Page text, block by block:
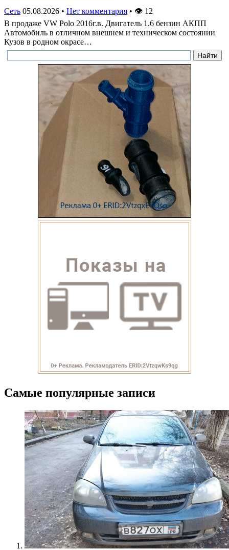
Сеть 05.08.2026 • Нет комментария • 👁 12
В продаже VW Polo 2016г.в. Двигатель 1.6 бензин АКПП
Автомобиль в отличном внешнем и техническом состоянии
Кузов в родном окрасе…
Самые популярные записи